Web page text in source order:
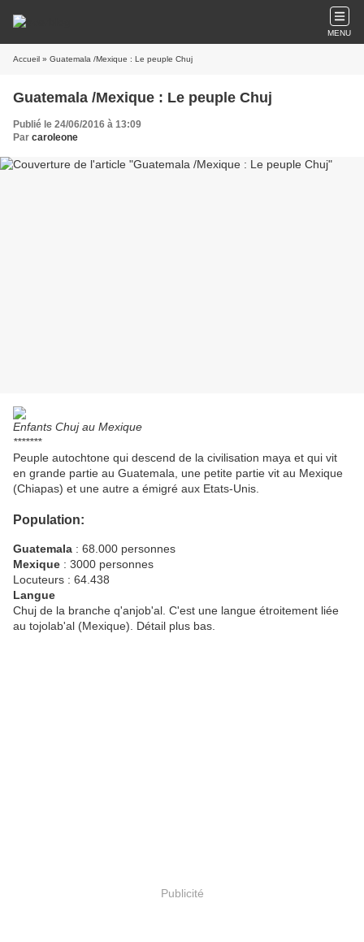
MENU
Accueil » Guatemala /Mexique : Le peuple Chuj
Guatemala /Mexique : Le peuple Chuj
Publié le 24/06/2016 à 13:09
Par caroleone
Enfants Chuj au Mexique
*******
Peuple autochtone qui descend de la civilisation maya et qui vit
en grande partie au Guatemala, une petite partie vit au Mexique
(Chiapas) et une autre a émigré aux Etats-Unis.
Population:
Guatemala : 68.000 personnes
Mexique : 3000 personnes
Locuteurs : 64.438
Langue
Chuj de la branche q'anjob'al. C'est une langue étroitement liée
au tojolab'al (Mexique). Détail plus bas.
Publicité